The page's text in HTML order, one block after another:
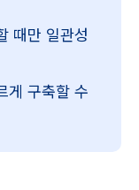
때만 일관성
게 구축할 수